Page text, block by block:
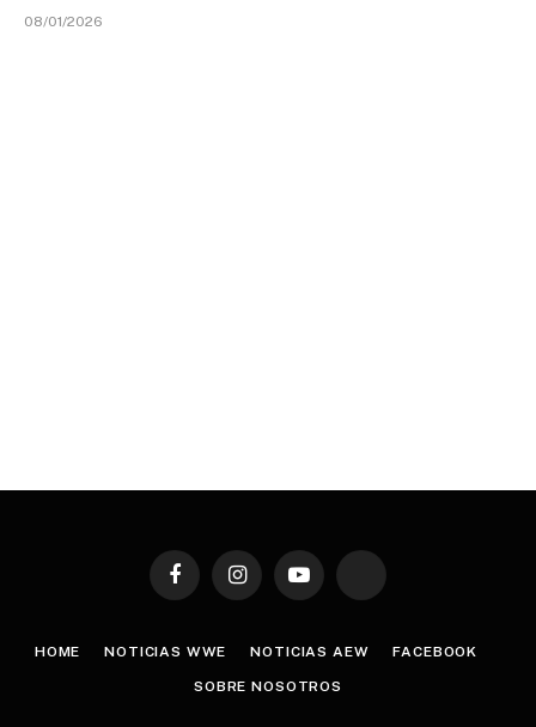
08/01/2026
FacebookInstagramYouTube TikTok
HOME NOTICIAS WWE NOTICIAS AEW FACEBOOK
SOBRE NOSOTROS